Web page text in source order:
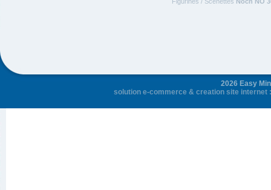
2026 Easy
solution e-commerce & creation site internet